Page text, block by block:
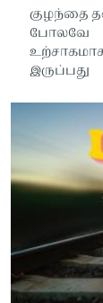
குழந்தை
போலவே
இருப்பது